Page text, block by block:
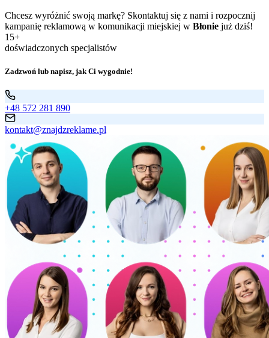
Chcesz wyróżnić swoją markę? Skontaktuj się z nami i rozpocznij
kampanię reklamową w komunikacji miejskiej w Błonie już dziś!
15+
doświadczonych specjalistów
Zadzwoń lub napisz, jak Ci wygodnie!
+48 572 281 890
kontakt@znajdzreklame.pl